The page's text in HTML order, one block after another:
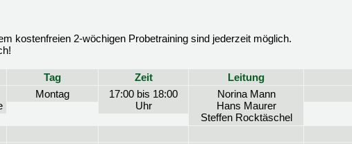
kostenfreien 2-wöchigen Probetraining sind jederzeit möglich.
Tag Zeit
Leitung
Montag
17:00 bis 18:00
Uhr
Norina Mann
Hans Maurer
Steffen Rocktäschel